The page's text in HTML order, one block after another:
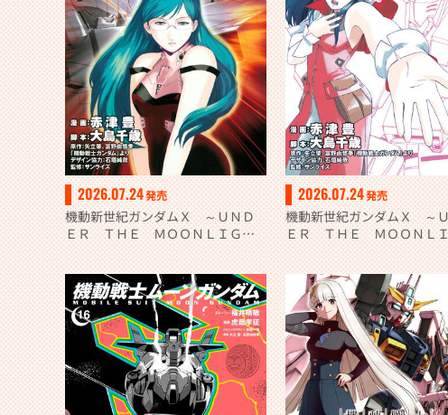
2026.07.24発売
機動新世紀ガンダムＸ ～ＵＮＤ
ＥＲ ＴＨＥ ＭＯＯＮＬＩＧＨ
2026.07.24発売
機動新世紀ガンダムＸ ～
ＥＲ ＴＨＥ ＭＯＯＮＬ